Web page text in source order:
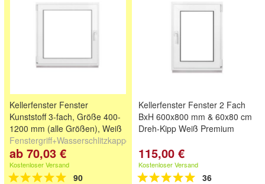
Kellerfenster Fenster
Kunststoff 3-fach, Größe 400-
1200 mm (alle Größen), Weiß
Fenstergriff+Wasserschlitzkappen+Fensterbankanschlussprofil
ab 70,03 €
Kostenloser Versand
90
Kellerfenster Fenster 2 Fach
BxH 600x800 mm & 60x80 cm
Dreh-Kipp Weiß Premium
115,00 €
Kostenloser Versand
36